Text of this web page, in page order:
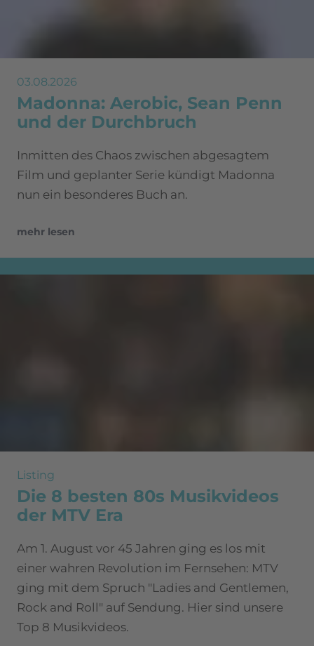
03.08.2026
Madonna: Aerobic, Sean Penn
und der Durchbruch
Inmitten des Chaos zwischen abgesagtem
Film und geplanter Serie kündigt Madonna
nun ein besonderes Buch an.
mehr lesen
Listing
Die 8 besten 80s Musikvideos
der MTV Era
Am 1. August vor 45 Jahren ging es los mit
einer wahren Revolution im Fernsehen: MTV
ging mit dem Spruch "Ladies and Gentlemen,
Rock and Roll" auf Sendung. Hier sind unsere
Top 8 Musikvideos.